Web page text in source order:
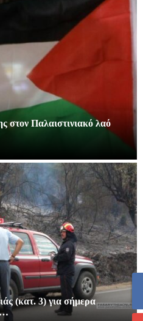
στον Παλαιστινιακό λαό
(κατ. 3) για σήμερα